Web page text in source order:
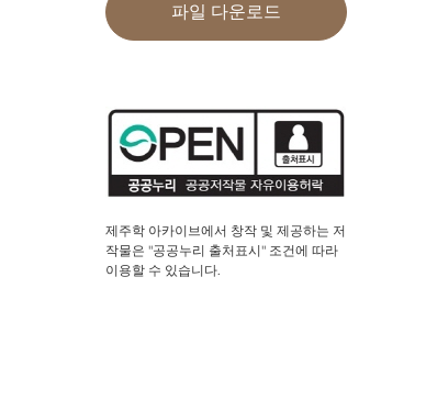
파일 다운로드
제주학 아카이브에서 창작 및 제공하는 저
작물은 "공공누리 출처표시" 조건에 따라
이용할 수 있습니다.